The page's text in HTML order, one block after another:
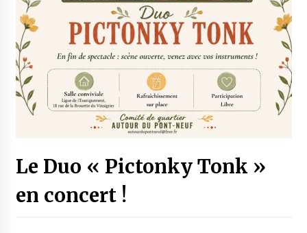
Le Duo « Pictonky Tonk »
en concert !